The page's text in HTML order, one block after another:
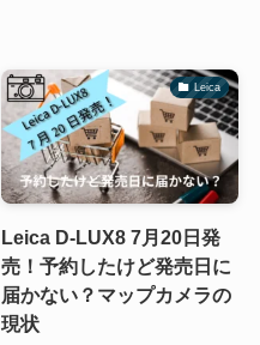
Leica
Leica D-LUX8 7月20日発
売！予約したけど発売日に
届かない？マップカメラの
現状